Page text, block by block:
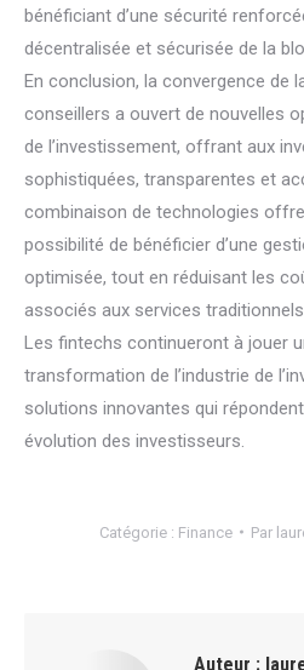
bénéficiant d’une sécurité
décentralisée et sécurisée de la
En conclusion, la convergence de
conseillers a ouvert de nouvelles
de l’investissement, offrant aux
sophistiquées, transparentes et
combinaison de technologies
possibilité de bénéficier d’une
optimisée, tout en réduisant les
associés aux services
Les fintechs continueront à jouer
transformation de l’industrie de
solutions innovantes qui
évolution des investisseurs.
Catégorie : Finance Par
Auteur :